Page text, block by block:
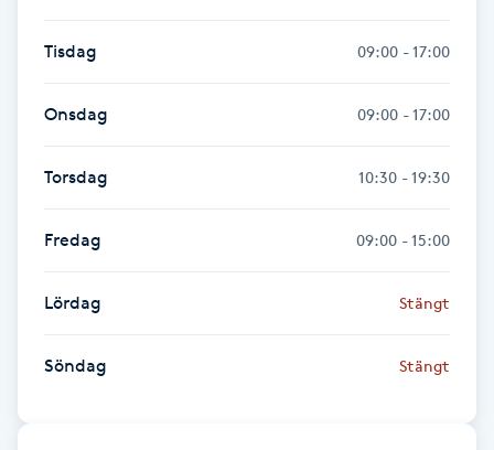
Fransförlängning Volym
Fransk manikyr
Fransrengöring
Frekvensterapi
Friskvård
Friskvårdsmassage
Frisör
Tisdag 09:00 - 17:00
Onsdag 09:00 - 17:00
Torsdag 10:30 - 19:30
Fredag 09:00 - 15:00
Lördag Stängt
Söndag Stängt